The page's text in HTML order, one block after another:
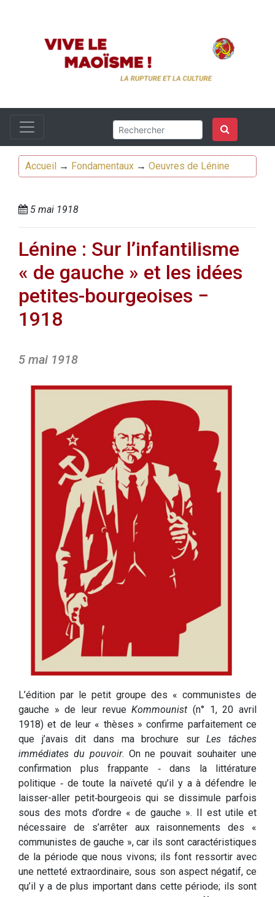
Accueil → Fondamentaux → Oeuvres de Lénine
5 mai 1918
Lénine : Sur l’infantilisme
« de gauche » et les idées
petites-bourgeoises −
1918
5 mai 1918
L’édition par le petit groupe des « communistes de
gauche » de leur revueKommounist (n° 1, 20 avril
1918) et de leur « thèses » confirme parfaitement ce
que j’avais dit dans ma brochure surLes tâches
immédiates du pouvoir. On ne pouvait souhaiter une
confirmation plus frappante ‑ dans la littérature
politique ‑ de toute la naïveté qu’il y a à défendre le
laisser­-aller petit‑bourgeois qui se dissimule parfois
sous des mots d’ordre « de gauche ». Il est utile et
nécessaire de s’arrêter aux raisonnements des «
communistes de gauche », car ils sont caractéristiques
de la période que nous vivons; ils font ressortir avec
une netteté extraordinaire, sous son aspect négatif, ce
qu’il y a de plus important dans cette période; ils sont